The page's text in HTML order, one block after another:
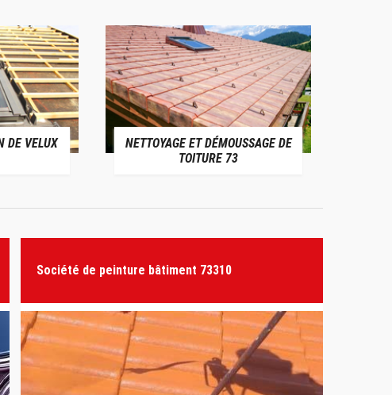
DE VELUX
NETTOYAGE ET DÉMOUSSAGE DE
TOITURE 73
Société de peinture bâtiment 73310